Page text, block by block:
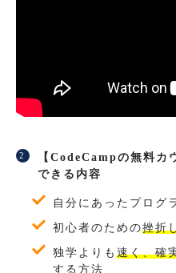
【CodeCampの無料カ
できる内容
自分にあったプログ
初心者のための挫折
独学よりも 速く、確
する方法